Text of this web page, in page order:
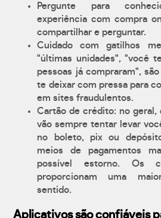
Pergunte para
experiência com compra
compartilhar e perguntar.
Cuidado com gatilhos
"últimas unidades", "você
pessoas já compraram",
te deixar com pressa para
em sites fraudulentos.
Cartão de crédito: no geral,
vão sempre tentar levar
no boleto, pix ou
meios de pagamentos
possível estorno. Os
proporcionam uma
sentido.
Aplicativos são confiáveis